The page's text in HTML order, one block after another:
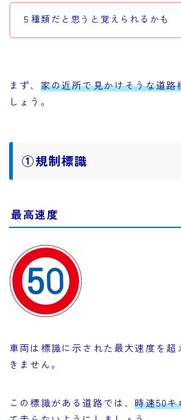
５種類だと思うと覚えられるかも
まず、 家の近所で見かけそうな道路
しょう。
①規制標識
最高速度
車両は標識に示された最大速度を超
きません。
この標識がある道路では、時速50